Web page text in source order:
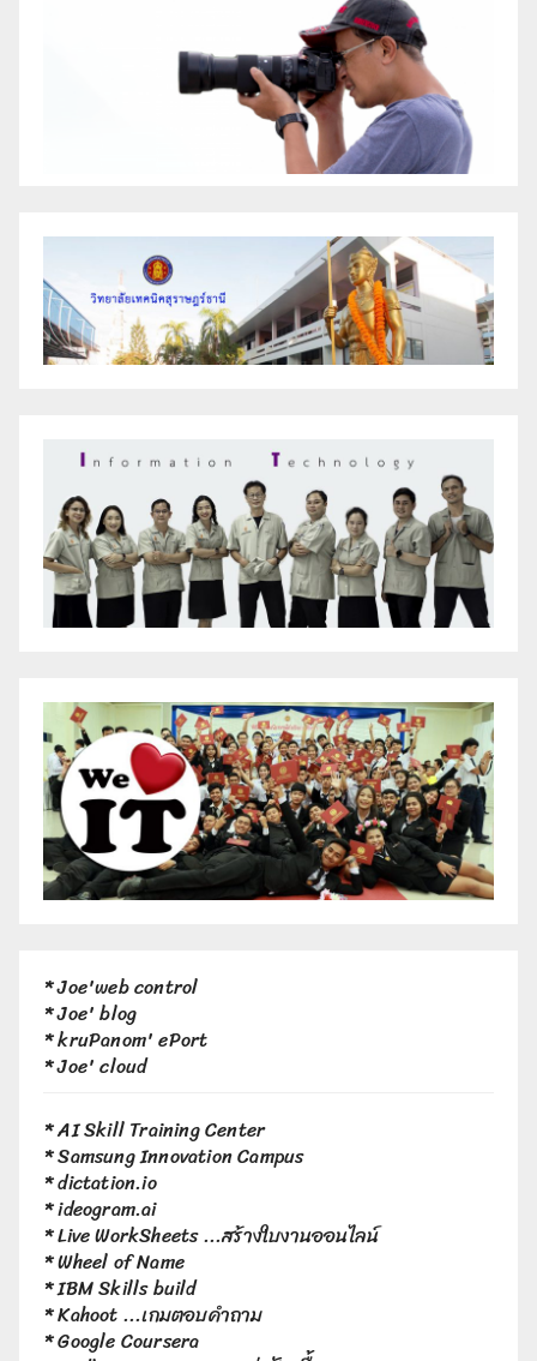
*Joe'web control
*Joe' blog
*kruPanom' ePort
*Joe' cloud
*AI Skill Training Center
*Samsung Innovation Campus
*dictation.io
*ideogram.ai
*Live WorkSheets...สร้างใบงานออนไลน์
*Wheel of Name
*IBM Skills build
*Kahoot...เกมตอบคำถาม
*Google Coursera